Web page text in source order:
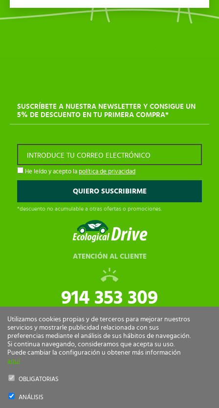
SUSCRÍBETE A NUESTRA NEWSLETTER Y CONSIGUE UN
5% DE DESCUENTO EN TU PRIMERA COMPRA*
INTRODUCE TU CORREO ELECTRÓNICO
He leído y acepto la política de privacidad
*descuento no acumulable a otras ofertas o promociones.
ATENCIÓN AL CLIENTE
914 353 309
tiendaonline@ecologicaldrive.com
Utilizamos cookies propias y de terceros para mejorar nuestros
servicios y mostrarle publicidad relacionada con sus
preferencias mediante el análisis de sus hábitos de navegación.
Si continua navegando, consideramos que acepta su uso.
Puede cambiar la configuración u obtener más información
aquí
OBLIGATORIAS
ANÁLISIS